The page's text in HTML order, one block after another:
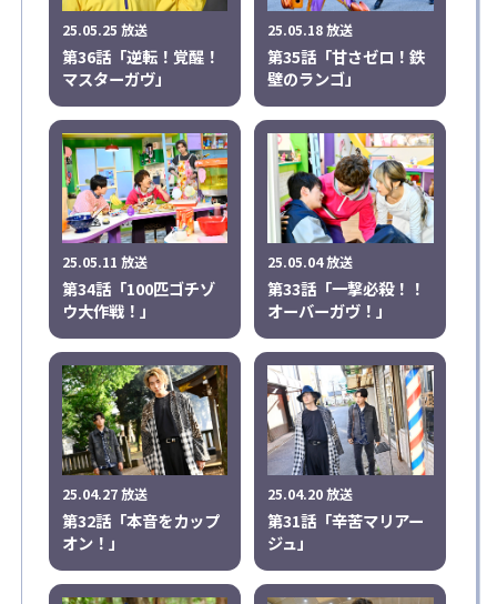
25.05.25 放送
第36話「逆転！覚醒！
マスターガヴ」
25.05.18 放送
第35話「甘さゼロ！鉄
壁のランゴ」
25.05.11 放送
第34話「100匹ゴチゾ
ウ大作戦！」
25.05.04 放送
第33話「一撃必殺！！
オーバーガヴ！」
25.04.27 放送
第32話「本音をカップ
オン！」
25.04.20 放送
第31話「辛苦マリアー
ジュ」